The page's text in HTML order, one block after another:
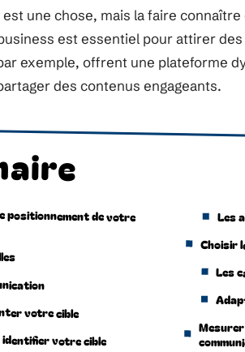
une chose, mais la faire
est essentiel pour attirer
exemple, offrent une plateforme
des contenus engageants.
positionnement de votre
votre cible
votre cible
Les
Choisir
Les